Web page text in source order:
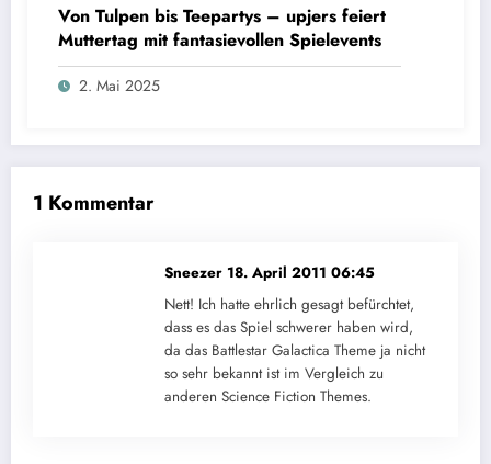
Von Tulpen bis Teepartys – upjers feiert
Muttertag mit fantasievollen Spielevents
2. Mai 2025
1 Kommentar
Sneezer 18. April 2011 06:45
Nett! Ich hatte ehrlich gesagt befürchtet,
dass es das Spiel schwerer haben wird,
da das Battlestar Galactica Theme ja nicht
so sehr bekannt ist im Vergleich zu
anderen Science Fiction Themes.